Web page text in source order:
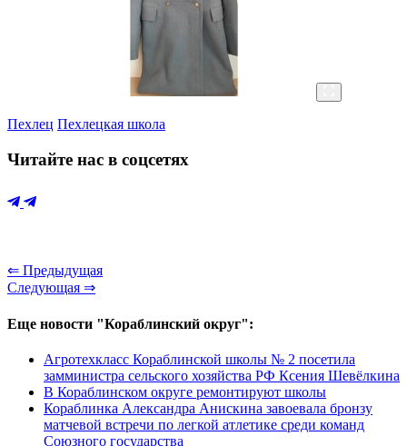
Пехлец Пехлецкая школа
Читайте нас в соцсетях
⇐ Предыдущая
Следующая ⇒
Еще новости "Кораблинский округ":
Агротехкласс Кораблинской школы № 2 посетила
замминистра сельского хозяйства РФ Ксения Шевёлкина
В Кораблинском округе ремонтируют школы
Кораблинка Александра Анискина завоевала бронзу
матчевой встречи по легкой атлетике среди команд
Союзного государства